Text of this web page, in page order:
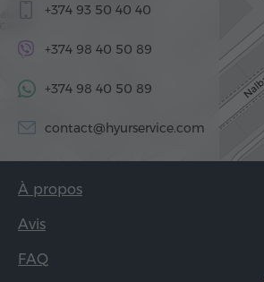
+374 93 50 40 40
+374 98 40 50 89
+374 98 40 50 89
contact@hyurservice.com
À propos
Avis
FAQ